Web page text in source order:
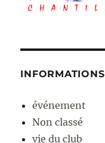
INFORMATIONS
événement
Non classé
vie du club